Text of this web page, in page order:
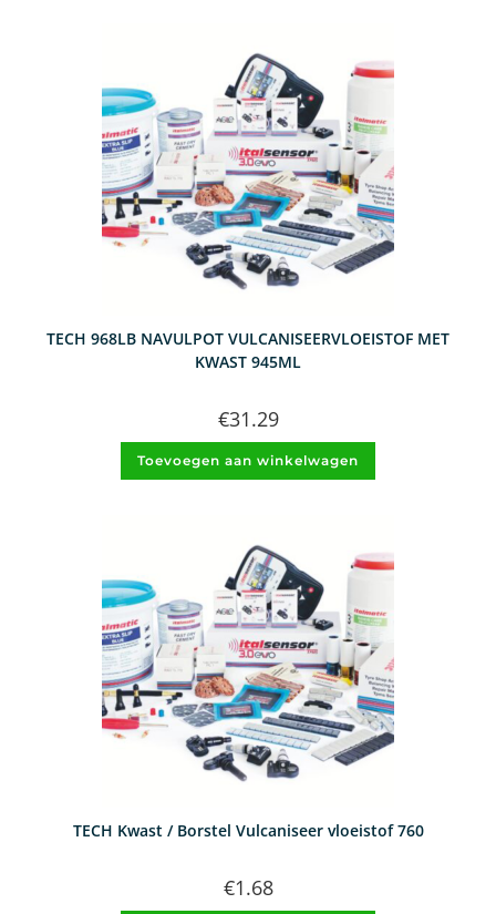
TECH 968LB NAVULPOT VULCANISEERVLOEISTOF MET
KWAST 945ML
€31.29
Toevoegen aan winkelwagen
TECH Kwast / Borstel Vulcaniseer vloeistof 760
€1.68